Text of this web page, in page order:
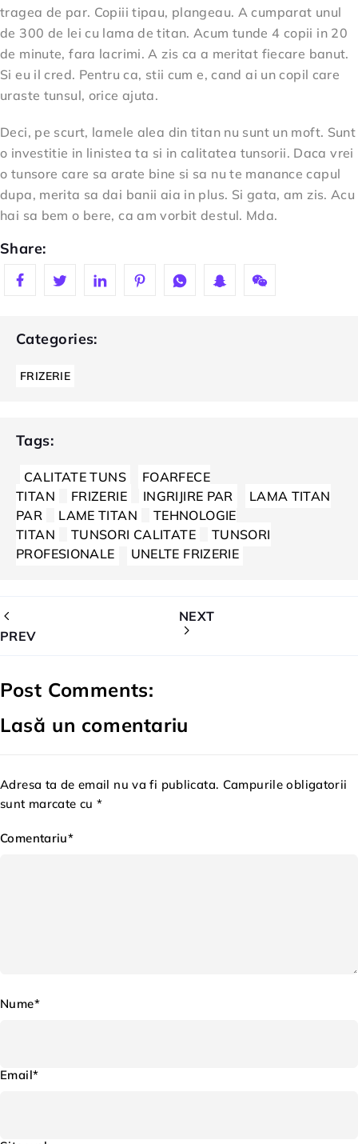
tragea de par. Copiii tipau, plangeau. A cumparat unul
de 300 de lei cu lama de titan. Acum tunde 4 copii in 20
de minute, fara lacrimi. A zis ca a meritat fiecare banut.
Si eu il cred. Pentru ca, stii cum e, cand ai un copil care
uraste tunsul, orice ajuta.
Deci, pe scurt, lamele alea din titan nu sunt un moft. Sunt
o investitie in linistea ta si in calitatea tunsorii. Daca vrei
o tunsore care sa arate bine si sa nu te manance capul
dupa, merita sa dai banii aia in plus. Si gata, am zis. Acu
hai sa bem o bere, ca am vorbit destul. Mda.
Share:
Categories:
FRIZERIE
Tags:
CALITATE TUNS
FOARFECE
TITAN
FRIZERIE INGRIJIRE PAR
LAMA TITAN
PAR
LAME TITAN
TEHNOLOGIE
TITAN
TUNSORI CALITATE
TUNSORI
PROFESIONALE
UNELTE FRIZERIE
PREV
NEXT
Post Comments:
Lasă un comentariu
Adresa ta de email nu va fi publicata. Campurile obligatorii
sunt marcate cu *
Comentariu*
Nume*
Email*